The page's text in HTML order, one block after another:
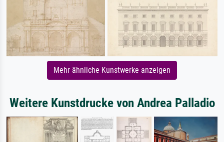
Mehr ähnliche Kunstwerke anzeigen
Weitere Kunstdrucke von Andrea Palladio